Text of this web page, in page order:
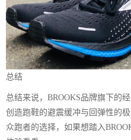
总结
总结来说，BROOKS品牌旗下的
创造跑鞋的避震缓冲与回弹性的
众跑者的选择，如果想踏入